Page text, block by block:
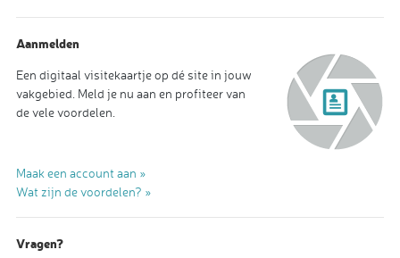
Aanmelden
Een digitaal visitekaartje op dé site in jouw
vakgebied. Meld je nu aan en profiteer van
de vele voordelen.
Maak een account aan »
Wat zijn de voordelen? »
Vragen?